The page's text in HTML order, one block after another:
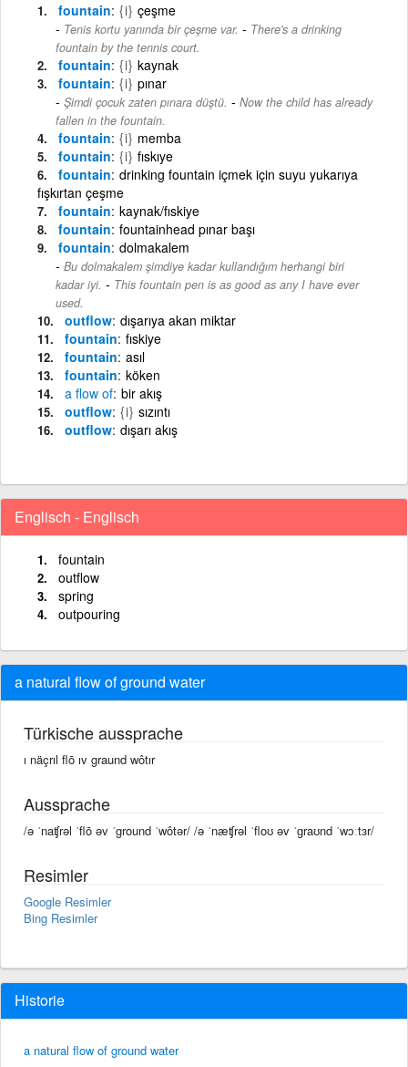
fountain {i} çeşme
Tenis kortu yanında bir çeşme var. - There's a drinking
fountain by the tennis court.
fountain {i} kaynak
fountain {i} pınar
Şimdi çocuk zaten pınara düştü. - Now the child has already
fallen in the fountain.
fountain {i} memba
fountain {i} fıskıye
fountain drinking fountain içmek için suyu yukarıya
fışkırtan çeşme
fountain kaynak/fıskiye
fountain fountainhead pınar başı
fountain dolmakalem
Bu dolmakalem şimdiye kadar kullandığım herhangi biri
kadar iyi. - This fountain pen is as good as any I have ever
used.
outflow dışarıya akan miktar
fountain fıskiye
fountain asıl
fountain köken
a flow of bir akış
outflow {i} sızıntı
outflow dışarı akış
Englisch - Englisch
fountain
outflow
spring
outpouring
a natural flow of ground water
Türkische aussprache
ı näçrıl flō ıv graund wôtır
Aussprache
/ə ˈnaʧrəl ˈflō əv ˈground ˈwôtər/ /ə ˈnæʧrəl ˈfloʊ əv ˈɡraʊnd ˈwɔːtɜr/
Resimler
Google Resimler
Bing Resimler
Historie
a natural flow of ground water